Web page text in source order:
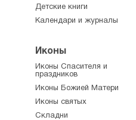
Детские книги
Календари и журналы
Иконы
Иконы Спасителя и
праздников
Иконы Божией Матери
Иконы святых
Складни